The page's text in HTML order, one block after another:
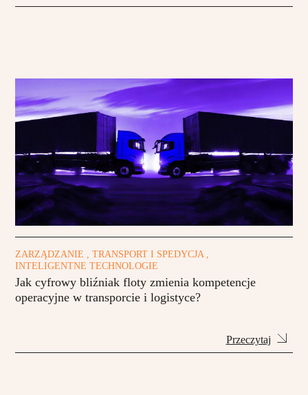
ZARZĄDZANIE , TRANSPORT I SPEDYCJA ,
INTELIGENTNE TECHNOLOGIE
Jak cyfrowy bliźniak floty zmienia kompetencje
operacyjne w transporcie i logistyce?
Przeczytaj